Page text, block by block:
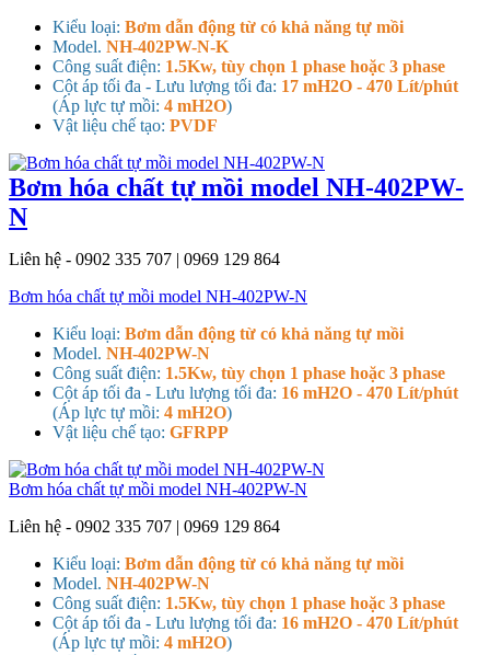
Kiểu loại: Bơm dẫn động từ có khả năng tự mồi
Model. NH-402PW-N-K
Công suất điện: 1.5Kw, tùy chọn 1 phase hoặc 3 phase
Cột áp tối đa - Lưu lượng tối đa: 17 mH2O - 470 Lít/phút
(Áp lực tự mồi: 4 mH2O)
Vật liệu chế tạo: PVDF
Bơm hóa chất tự mồi model NH-402PW-
N
Liên hệ - 0902 335 707 | 0969 129 864
Bơm hóa chất tự mồi model NH-402PW-N
Kiểu loại: Bơm dẫn động từ có khả năng tự mồi
Model. NH-402PW-N
Công suất điện: 1.5Kw, tùy chọn 1 phase hoặc 3 phase
Cột áp tối đa - Lưu lượng tối đa: 16 mH2O - 470 Lít/phút
(Áp lực tự mồi: 4 mH2O)
Vật liệu chế tạo: GFRPP
Bơm hóa chất tự mồi model NH-402PW-N
Liên hệ - 0902 335 707 | 0969 129 864
Kiểu loại: Bơm dẫn động từ có khả năng tự mồi
Model. NH-402PW-N
Công suất điện: 1.5Kw, tùy chọn 1 phase hoặc 3 phase
Cột áp tối đa - Lưu lượng tối đa: 16 mH2O - 470 Lít/phút
(Áp lực tự mồi: 4 mH2O)